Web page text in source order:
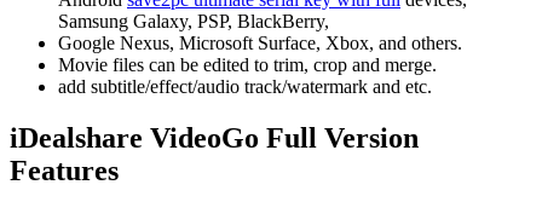
Samsung Galaxy, PSP, BlackBerry,
Google Nexus, Microsoft Surface, Xbox, and others.
Movie files can be edited to trim, crop and merge.
add subtitle/effect/audio track/watermark and etc.
iDealshare VideoGo Full Version
Features